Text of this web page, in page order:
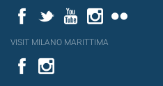
FacebookTwitterYouTubeInstagram
VISIT MILANO MARITTIMA
Facebook